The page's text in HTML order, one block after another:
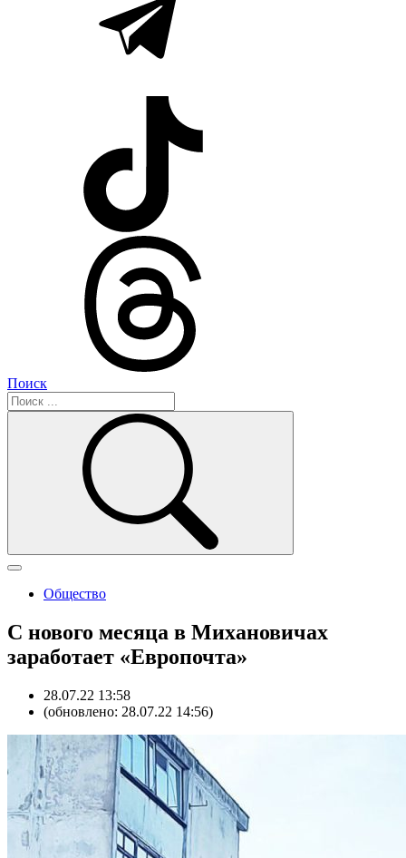
Поиск
Общество
С нового месяца в Михановичах
заработает «Европочта»
28.07.22 13:58
(обновлено: 28.07.22 14:56)